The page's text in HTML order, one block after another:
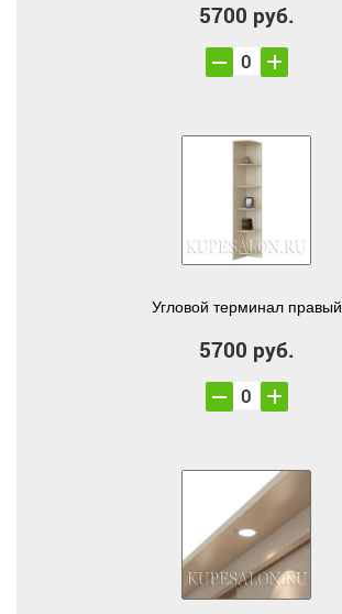
5700 руб.
Угловой терминал правый
5700 руб.